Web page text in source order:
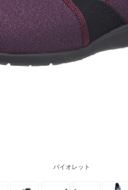
バイオレット